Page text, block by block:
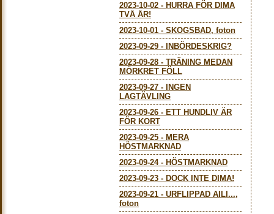
2023-10-02 - HURRA FÖR DIMA
TVÅ ÅR!
2023-10-01 - SKOGSBAD, foton
2023-09-29 -
INBÖRDESKRIG?
2023-09-28 - TRÄNING MEDAN
MÖRKRET FÖLL
2023-09-27 -
INGEN
LAGTÄVLING
2023-09-26 - ETT HUNDLIV ÄR
FÖR KORT
2023-09-25 - MERA
HÖSTMARKNAD
2023-09-24- HÖSTMARKNAD
2023-09-23 - DOCK INTE DIMA!
2023-09-21 - URFLIPPAD AILI...,
foton